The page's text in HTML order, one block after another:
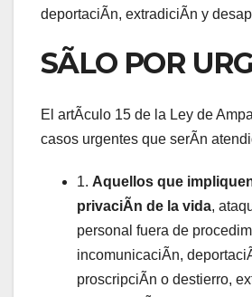
deportaciÃn, extradiciÃn y
SÃLO POR
El artÃculo 15 de la Ley de
casos urgentes que serÃn
1. Aquellos que
privaciÃn de la vida,
personal fuera de
incomunicaciÃn,
proscripciÃn o destierro,